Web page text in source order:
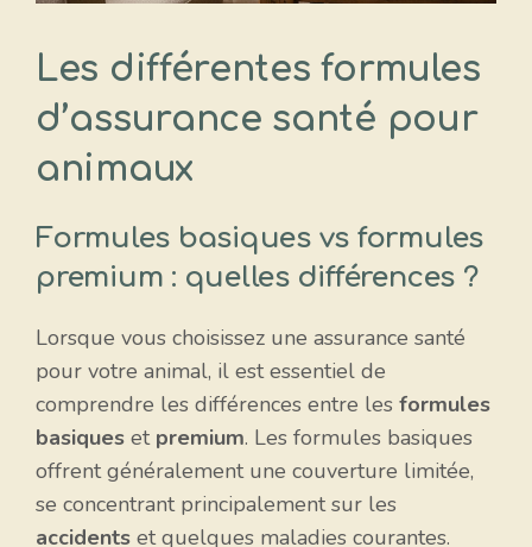
Les différentes formules
d’assurance santé pour
animaux
Formules basiques vs formules
premium : quelles différences ?
Lorsque vous choisissez une assurance santé
pour votre animal, il est essentiel de
comprendre les différences entre les formules
basiques et premium. Les formules basiques
offrent généralement une couverture limitée,
se concentrant principalement sur les
accidents et quelques maladies courantes.